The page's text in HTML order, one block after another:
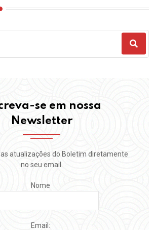
se em nossa
Newsletter
atualizações do Boletim diretamente
no seu email.
Nome
Email: